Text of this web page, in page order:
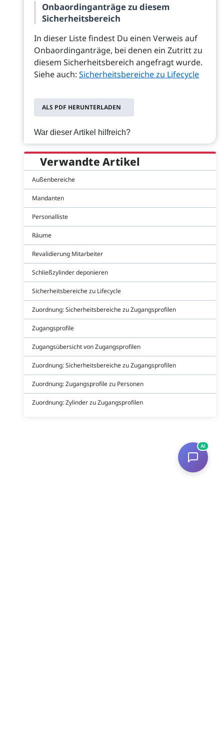
Onbaordinganträge zu diesem
Sicherheitsbereich
In dieser Liste findest Du einen Verweis auf
Onbaordinganträge, bei denen ein Zutritt zu
diesem Sicherheitsbereich angefragt wurde.
Siehe auch: Sicherheitsbereiche zu Lifecycle
ALS PDF HERUNTERLADEN
War dieser Artikel hilfreich?
Verwandte Artikel
Außenbereiche
Mandanten
Personalliste
Räume
Revalidierung Mitarbeiter
Schließzylinder deponieren
Sicherheitsbereiche zu Lifecycle
Zuordnung: Sicherheitsbereiche zu Zugangsprofilen
Zugangsprofile
Zugangsübersicht von Zugangsprofilen
Zuordnung: Sicherheitsbereiche zu Zugangsprofilen
Zuordnung: Zugangsprofile zu Personen
Zuordnung: Zylinder zu Zugangsprofilen
AI